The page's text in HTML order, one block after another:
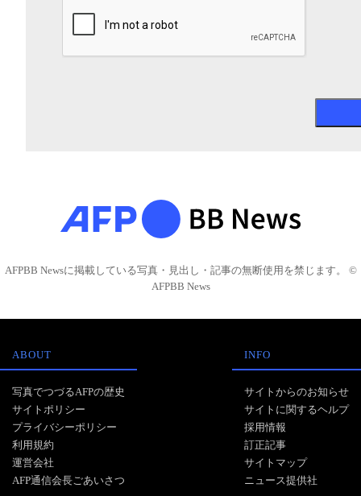
AFPBB Newsに掲載している写真・見出し・記事の無断使用を禁じます。 ©
AFPBB News
ABOUT
写真でつづるAFPの歴史
サイトポリシー
プライバシーポリシー
利用規約
運営会社
AFP通信会長ごあいさつ
INFO
サイトからのお知らせ
サイトに関するヘルプ
採用情報
訂正記事
サイトマップ
ニュース提供社